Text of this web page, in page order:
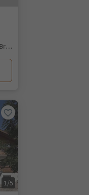
Gola/Guln, Feldthurns/Velturno, Brixen/Bressanone and environs
1/5